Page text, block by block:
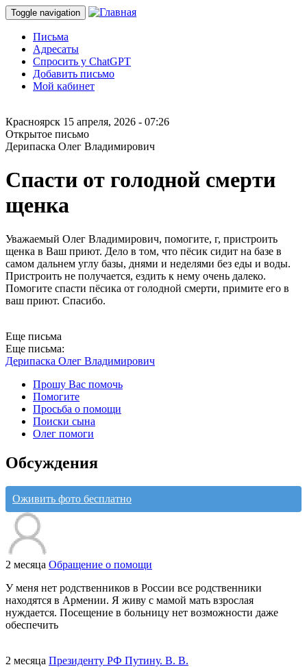
Toggle navigation
Письма
Адресаты
Спросить у ChatGPT
Добавить письмо
Мой кабинет
Красноярск 15 апреля, 2026 - 07:26
Открытое письмо
Дерипаска Олег Владимирович
Спасти от голодной смерти
щенка
Уважаемый Олег Владимирович, помогите, г, пристроить
щенка в Ваш приют. Дело в том, что пёсик сидит на базе в
самом дальнем углу базы, днями и неделями без еды и воды.
Пристроить не получается, ездить к нему очень далеко.
Помогите спасти пёсика от голодной смерти, примите его в
ваш приют. Спасибо.
Еще письма
Еще письма:
Дерипаска Олег Владимирович
Прошу Вас помочь
Помогите
Просьба о помощи
Поиски сына
Олег помоги
Обсуждения
Оживить фото бесплатно
2 месяца Обращение о помощи
У меня нет родственников в России все родственники
находятся в Армении. Я живу с мамой мать взрослая
нуждается. Посещение в больницу нет возможности даже
обеспечить
2 месяца Президенту РФ Путину. В. В.